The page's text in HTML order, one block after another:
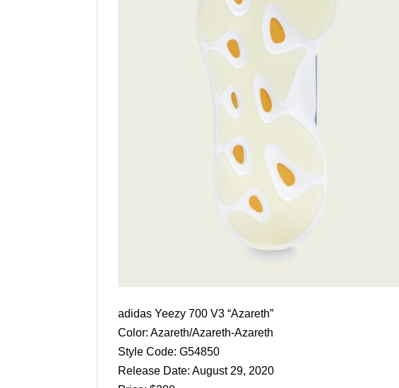
adidas Yeezy 700 V3 “Azareth”
Color: Azareth/Azareth-Azareth
Style Code: G54850
Release Date: August 29, 2020